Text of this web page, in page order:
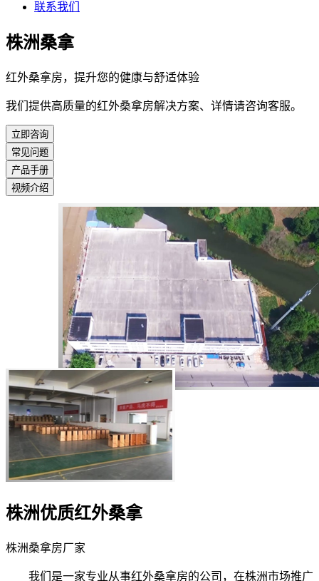
联系我们
株洲桑拿
红外桑拿房，提升您的健康与舒适体验
我们提供高质量的红外桑拿房解决方案、详情请咨询客服。
立即咨询
常见问题
产品手册
视频介绍
株洲优质红外桑拿
株洲桑拿房厂家
我们是一家专业从事红外桑拿房的公司，在株洲市场推广